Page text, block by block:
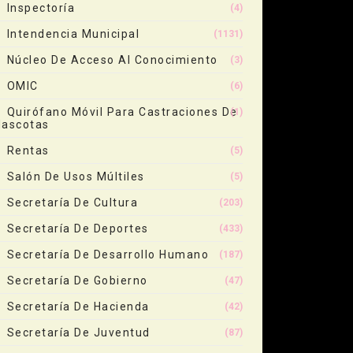
Inspectoría (4)
Intendencia Municipal (1131)
Núcleo De Acceso Al Conocimiento (3)
OMIC (6)
Quirófano Móvil Para Castraciones De(1)
Rentas (5)
Salón De Usos Múltiles (5)
Secretaría De Cultura (203)
Secretaría De Deportes (433)
Secretaría De Desarrollo Humano (187)
Secretaría De Gobierno (47)
Secretaría De Hacienda (42)
Secretaría De Juventud (87)